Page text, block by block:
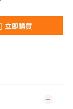
立即購買